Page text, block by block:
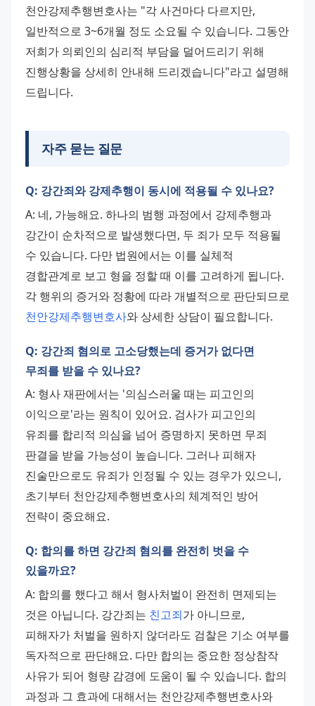
천안강제추행변호사는 "각 사건마다 다르지만,
일반적으로 3~6개월 정도 소요될 수 있습니다. 그동안
저희가 의뢰인의 심리적 부담을 덜어드리기 위해
진행상황을 상세히 안내해 드리겠습니다"라고 설명해
드립니다.
자주 묻는 질문
Q: 강간죄와 강제추행이 동시에 적용될 수 있나요?
A: 네, 가능해요. 하나의 범행 과정에서 강제추행과
강간이 순차적으로 발생했다면, 두 죄가 모두 적용될
수 있습니다. 다만 법원에서는 이를 실체적
경합관계로 보고 형을 정할 때 이를 고려하게 됩니다.
천안강제추행변호사와 상세한 상담이 필요합니다.
Q: 강간죄 혐의로 고소당했는데 증거가 없다면
무죄를 받을 수 있나요?
A: 형사 재판에서는 '의심스러울 때는 피고인의
이익으로'라는 원칙이 있어요. 검사가 피고인의
유죄를 합리적 의심을 넘어 증명하지 못하면 무죄
판결을 받을 가능성이 높습니다. 그러나 피해자
진술만으로도 유죄가 인정될 수 있는 경우가 있으니,
초기부터 천안강제추행변호사의 체계적인 방어
전략이 중요해요.
Q: 합의를 하면 강간죄 혐의를 완전히 벗을 수
있을까요?
A: 합의를 했다고 해서 형사처벌이 완전히 면제되는
것은 아닙니다. 강간죄는 친고죄가 아니므로,
피해자가 처벌을 원하지 않더라도 검찰은 기소 여부를
독자적으로 판단해요. 다만 합의는 중요한 정상참작
사유가 되어 형량 감경에 도움이 될 수 있습니다. 합의
과정과 그 효과에 대해서는 천안강제추행변호사와